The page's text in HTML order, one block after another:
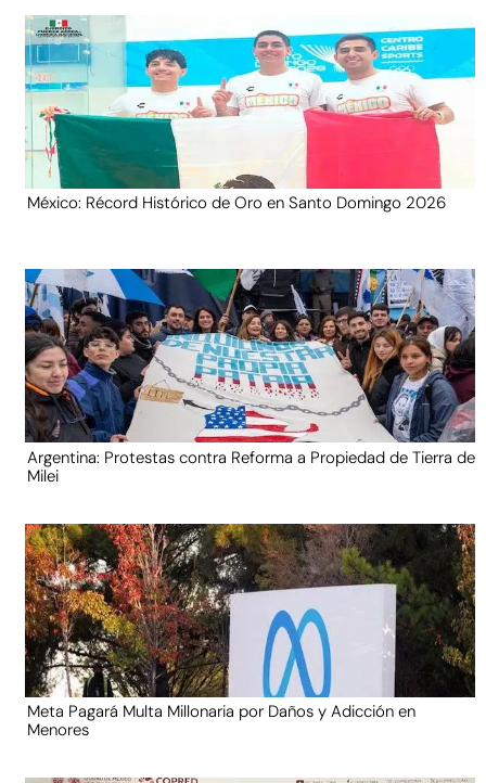
México: Récord Histórico de Oro en Santo Domingo 2026
Argentina: Protestas contra Reforma a Propiedad de Tierra de
Milei
Meta Pagará Multa Millonaria por Daños y Adicción en
Menores